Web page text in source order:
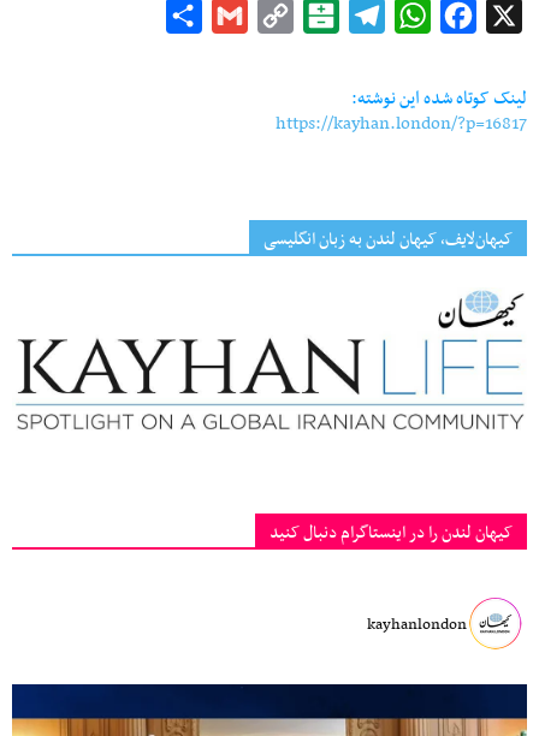
Facebook
WhatsApp
Telegram
Balatarin
Copy
Gmail
لینک کوتاه شده این نوشته:
https://kayhan.london/?p=16817
کیهان‌لایف، کیهان لندن به زبان انگلیسی
کیهان لندن را در اینستاگرام دنبال کنید
kayhanlondon